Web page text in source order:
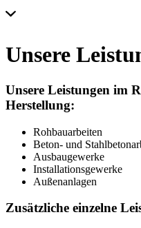
Unsere
Unsere Leistungen im
Herstellung:
Rohbauarbeiten
Beton- und
Ausbaugewerke
Installationsgewerke
Außenanlagen
Zusätzliche einzelne